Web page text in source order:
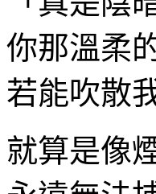
你那溫柔
若能吹散
就算是像